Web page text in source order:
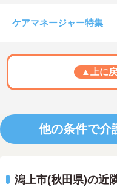
ケアマネージャー特集
▲上に
他の条件で介
潟上市(秋田県)の近